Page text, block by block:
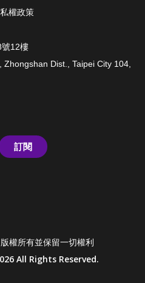
權政策
號12樓
Dist., Taipei City 104,
訂閱
權所有並保留一切權利
All Rights Reserved.